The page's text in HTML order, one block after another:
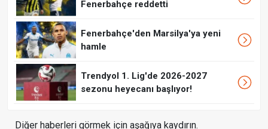
Fenerbahçe reddetti
Fenerbahçe'den Marsilya'ya yeni
hamle
Trendyol 1. Lig'de 2026-2027
sezonu heyecanı başlıyor!
Diğer haberleri görmek için aşağıya kaydırın.